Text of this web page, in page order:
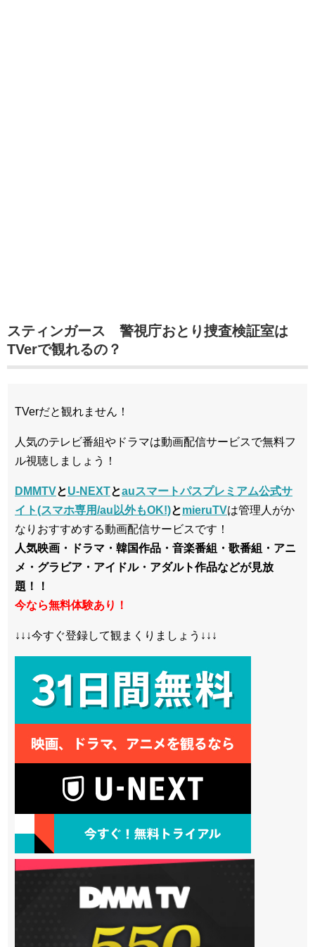
スティンガース 警視庁おとり捜査検証室は
TVerで観れるの？
TVerだと観れません！
人気のテレビ番組やドラマは動画配信サービスで無料フ
ル視聴しましょう！
DMMTVとU-NEXTとauスマートパスプレミアム公式サ
イト(スマホ専用/au以外もOK!)とmieruTVは管理人がか
なりおすすめする動画配信サービスです！
人気映画・ドラマ・韓国作品・音楽番組・歌番組・アニ
メ・グラビア・アイドル・アダルト作品などが見放
題！！
今なら無料体験あり！
↓↓↓今すぐ登録して観まくりましょう↓↓↓